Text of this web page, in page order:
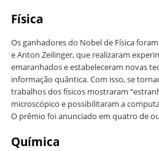
Física
Os ganhadores do Nobel de Física
e Anton Zeilinger, que realizaram
emaranhados e estabeleceram novas
informação quântica. Com isso, se
trabalhos dos físicos mostraram
microscópico e possibilitaram a
O prêmio foi anunciado em quatro de
Química